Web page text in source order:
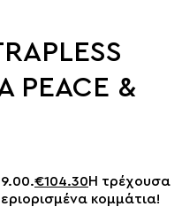
&
€104.30Η τρέχουσα
κομμάτια!